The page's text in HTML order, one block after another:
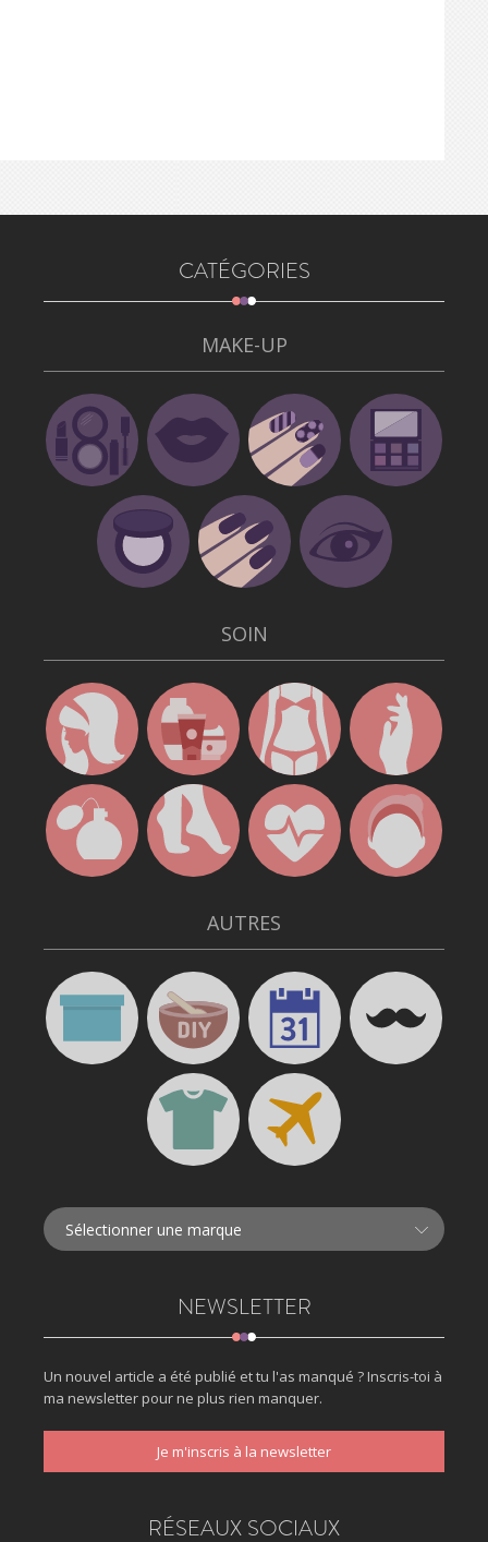
CATÉGORIES
MAKE-UP
SOIN
AUTRES
NEWSLETTER
Un nouvel article a été publié et tu l'as manqué ? Inscris-toi à
ma newsletter pour ne plus rien manquer.
Je m'inscris à la newsletter
RÉSEAUX SOCIAUX